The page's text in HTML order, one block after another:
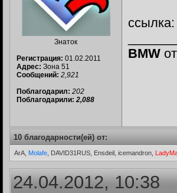
Знаток
Регистрация: 01.02.2011
Адрес: Зона 51
Сообщений: 2,921
Поблагодарил: 202
Поблагодарили: 2,088
ссылка:
BMW
10 благодарности(ей) от:
ArA, Molafe , DAVID31RUS, Ensdeil, icemandron,
24.04.2012, 10:38